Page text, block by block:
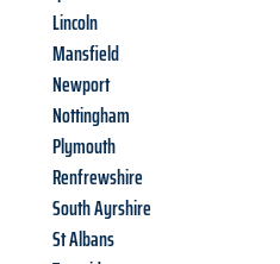
Lincoln
Mansfield
Newport
Nottingham
Plymouth
Renfrewshire
South Ayrshire
St Albans